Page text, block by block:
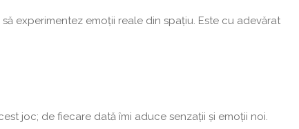
experimentez emoții reale din spațiu. Este cu adevărat
joc; de fiecare dată îmi aduce senzații și emoții noi.